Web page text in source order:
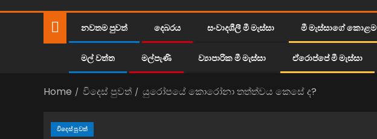
නවතම පුවත් දෙබරය සංවාදශීලී මී මැස්සා මී මැස්සාගේ කොළම
මල් වත්ත මල්පැණි ව්‍යාපාරික මී මැස්සා ඒරොප්පේ මී මැස්සා
Home විදෙස් පුවත් යුරෝපයේ කොරෝනා තත්ත්වය කෙසේ ද?
විදෙස් පුවත්